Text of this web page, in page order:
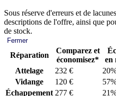
Sous réserve d'erreurs et de
descriptions de l'offre, ainsi que
de stock.
Fermer
Réparation
Comparez et
économisez*
en
Attelage
232 €
Vidange
120 €
Échappement 277 €